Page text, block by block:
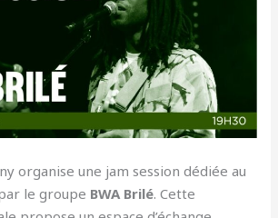
organise une jam session dédiée au
le groupe BWA Brilé. Cette